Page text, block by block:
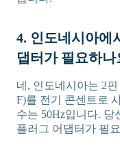
4. 인도네시아에
댑터가 필요하나
네, 인도네시아는 2
F)를 전기 콘센트로
수는 50Hz입니다. 당
플러그 어댑터가 필